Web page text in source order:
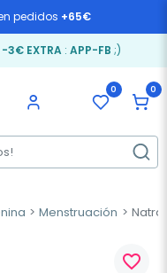
pedidos +65€
-3€ EXTRA: APP-FB ;)
0 0
Menstruación
favorite_border